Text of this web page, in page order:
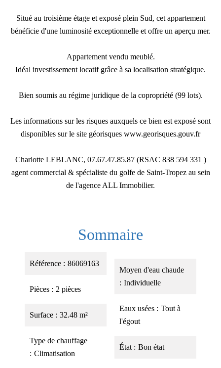
Situé au troisième étage et exposé plein Sud, cet appartement
bénéficie d'une luminosité exceptionnelle et offre un aperçu mer.
Appartement vendu meublé.
Idéal investissement locatif grâce à sa localisation stratégique.
Bien soumis au régime juridique de la copropriété (99 lots).
Les informations sur les risques auxquels ce bien est exposé sont
disponibles sur le site géorisques www.georisques.gouv.fr
Charlotte LEBLANC, 07.67.47.85.87 (RSAC 838 594 331 )
agent commercial & spécialiste du golfe de Saint-Tropez au sein
de l'agence ALL Immobilier.
Sommaire
Référence 86069163
Pièces 2 pièces
Surface 32.48 m²
Type de chauffage
Climatisation
Moyen d'eau chaude
Individuelle
Eaux usées
Tout à
l'égout
État Bon état